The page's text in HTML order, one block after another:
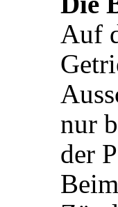
Auf
nur
der